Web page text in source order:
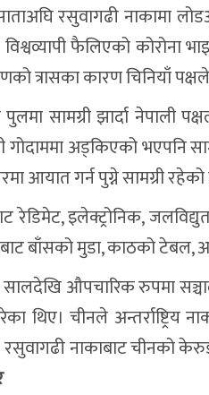
रसुवागढी नाकामा
विश्वव्यापी फैलिएको
त्रासका कारण चिनियाँ
पुलमा सामग्री झार्दा
गोदाममा अड्किएको
आयात गर्न पुग्ने सामग्री
रेडिमेट, इलेक्ट्रोनिक,
बाँसको मुडा, काठको टेबल,
औपचारिक रुपमा
थिए। चीनले
रसुवागढी नाकाबाट चीनको